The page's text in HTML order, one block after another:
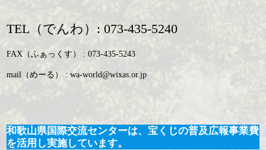
TEL（でんわ）: 073-435-5240
FAX（ふぁっくす） : 073-435-5243
mail（めーる） : wa-world@wixas.or.jp
和歌山県国際交流センターは、宝くじの普及広報事業費
を活用し実施しています。